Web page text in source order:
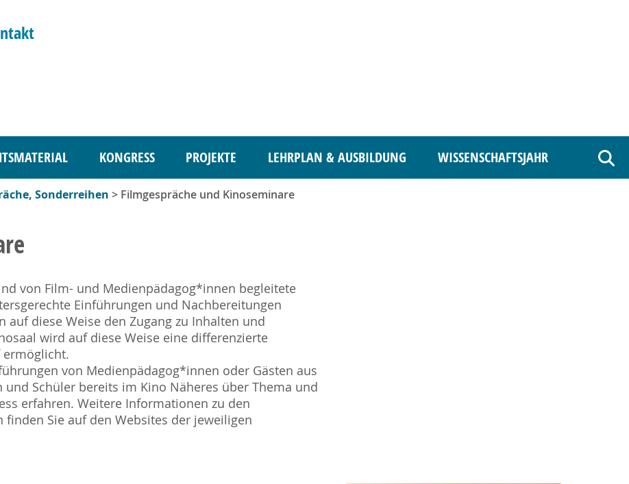
KONGRESS PROJEKTE LEHRPLAN & AUSBILDUNG WISSENSCHAFTSJAHR
Sonderreihen > Filmgespräche und Kinoseminare
von Film- und Medienpädagog*innen begleitete
Einführungen und Nachbereitungen
diese Weise den Zugang zu Inhalten und
wird auf diese Weise eine differenzierte
ermöglicht.
von Medienpädagog*innen oder Gästen aus
Schüler bereits im Kino Näheres über Thema und
erfahren. Weitere Informationen zu den
Sie auf den Websites der jeweiligen